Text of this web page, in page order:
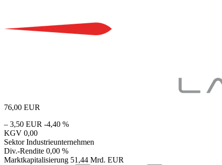
76,00 EUR
– 3,50 EUR -4,40 %
KGV 0,00
Sektor Industrieunternehmen
Div.-Rendite 0,00 %
Marktkapitalisierung 51,44 Mrd. EUR